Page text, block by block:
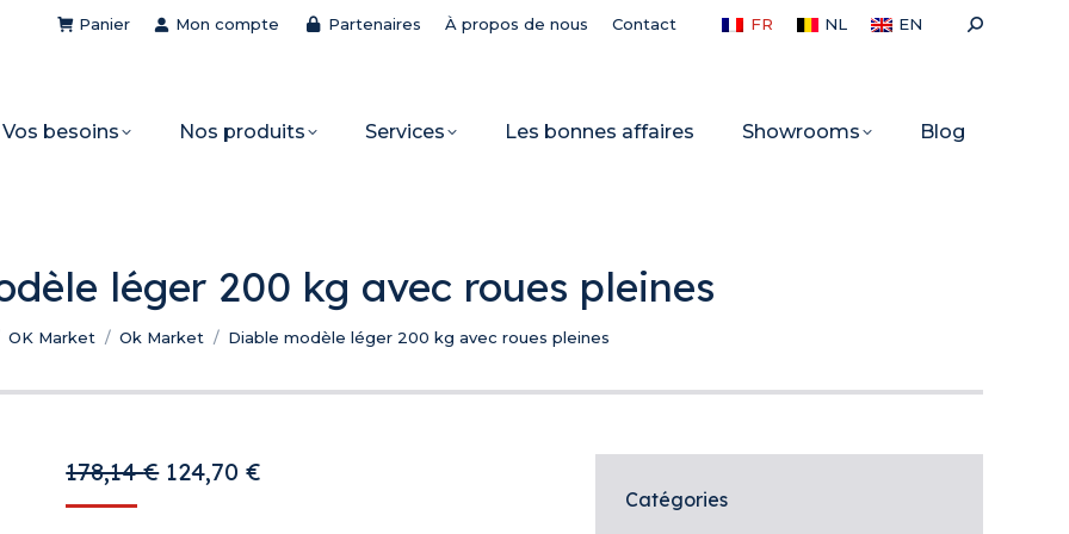
Panier Mon compte Partenaires À propos de nous Contact FR NL EN
Recherche
Vos besoins Nos produits Services Les bonnes affaires Showrooms Blog
léger 200 kg avec roues pleines
ici :
OK Market Ok Market Diable modèle léger 200 kg avec roues pleines
178,14€ Le
124,70€
Catégories